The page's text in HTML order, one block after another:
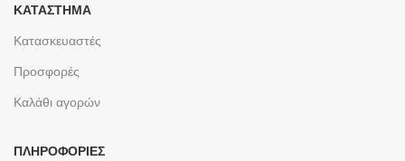
ΚΑΤΆΣΤΗΜΑ
Κατασκευαστές
Προσφορές
Καλάθι αγορών
ΠΛΗΡΟΦΟΡΊΕΣ